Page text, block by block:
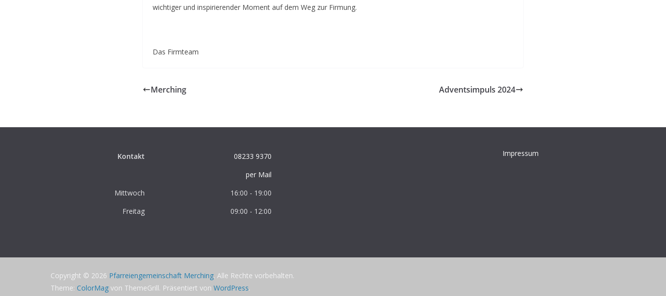
wichtiger und inspirierender Moment auf dem Weg zur Firmung.
Das Firmteam
Merching Adventsimpuls 2024
Kontakt
08233 9370
per Mail
Mittwoch
16:00 - 19:00
Freitag
09:00 - 12:00
Impressum
Copyright © 2026 Pfarreiengemeinschaft Merching. Alle Rechte vorbehalten.
Theme: ColorMag von ThemeGrill. Präsentiert von WordPress.